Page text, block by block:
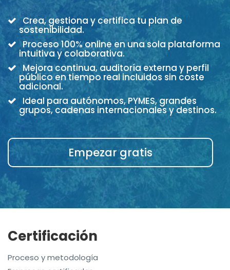
Crea, gestiona y certifica tu plan de
sostenibilidad.
Proceso 100% online en una sola plataforma
intuitiva y colaborativa.
Mejora continua, auditoría externa y perfil
público en tiempo real incluidos sin coste
adicional.
Ideal para autónomos, PYMES, grandes
grupos, cadenas internacionales y destinos.
Empezar gratis
Certificación
Proceso y metodología